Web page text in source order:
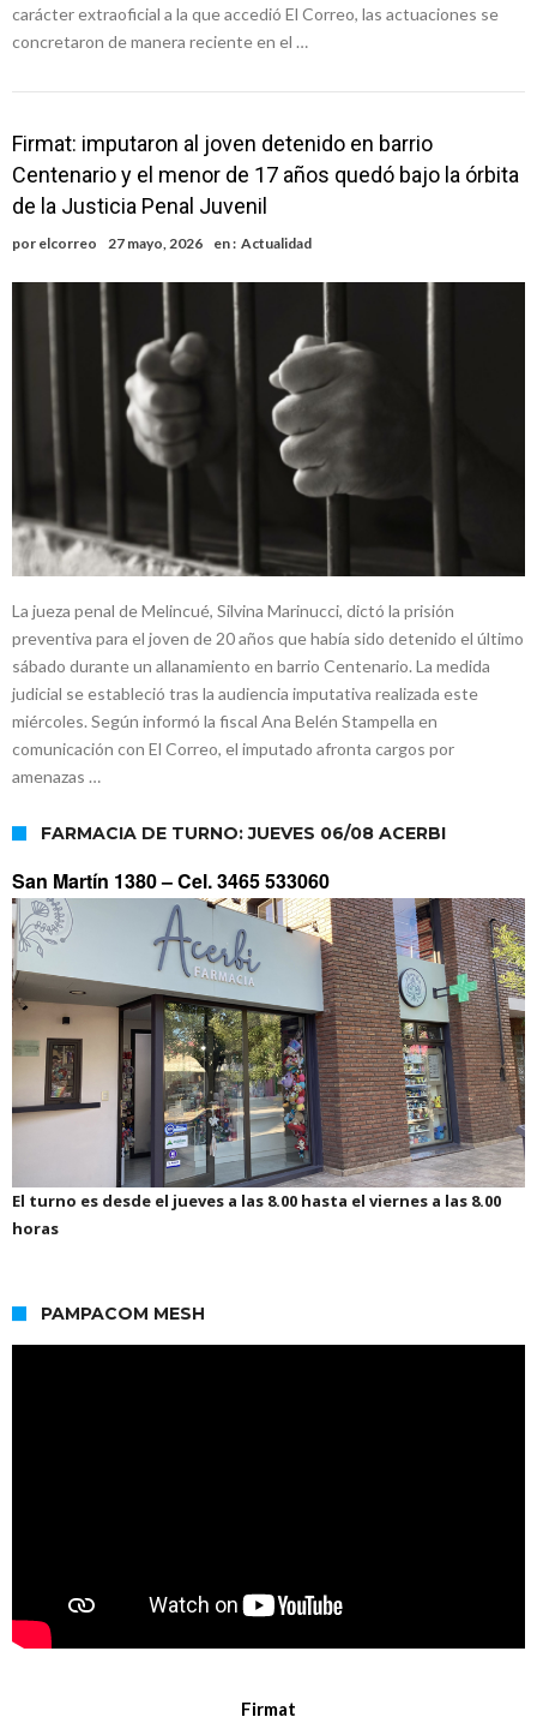
carácter extraoficial a la que accedió El Correo, las actuaciones se
concretaron de manera reciente en el …
Firmat: imputaron al joven detenido en barrio
Centenario y el menor de 17 años quedó bajo la órbita
de la Justicia Penal Juvenil
por elcorreo 27 mayo, 2026 en : Actualidad
La jueza penal de Melincué, Silvina Marinucci, dictó la prisión
preventiva para el joven de 20 años que había sido detenido el último
sábado durante un allanamiento en barrio Centenario. La medida
judicial se estableció tras la audiencia imputativa realizada este
miércoles. Según informó la fiscal Ana Belén Stampella en
comunicación con El Correo, el imputado afronta cargos por
amenazas …
FARMACIA DE TURNO: JUEVES 06/08 ACERBI
San Martín 1380 –Cel. 3465 533060
El turno es desde el jueves a las 8.00 hasta el viernes a las 8.00
horas
PAMPACOM MESH
Firmat